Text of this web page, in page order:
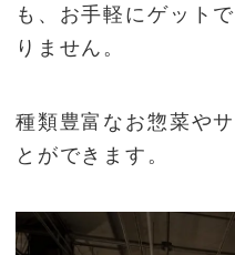
も、お手軽にゲット
りません。
種類豊富なお惣菜や
とができます。